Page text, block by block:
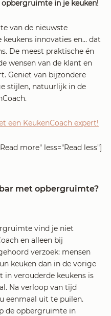
in je keuken!
van de nieuwste
innovaties en… dat
De meest praktische én
wensen van de klant en
Geniet van bijzondere
stijlen, natuurlijk in de
een KeukenCoach expert!
more" less="Read less"]
met opbergruimte?
vind je niet
en alleen bij
verzoek: mensen
keuken dan in de vorige
in verouderde keukens is
Na verloop van tijd
eenmaal uit te puilen.
de opbergruimte in